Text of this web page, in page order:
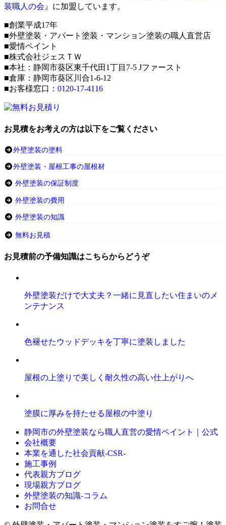
装職人の会 』に加盟しています。
■創業平成17年
■外壁塗装・アパート塗装・マンション塗装の職人直営店
■愛情ペイント
■株式会社ジェスＴＷ
■本社：静岡市葵区東千代田1丁目7-5 Jファースト
■倉庫：静岡市葵区川合1-6-12
■お客様窓口： 0120-17-4116
お見積をお考えの方は以下をご覧ください
外壁塗装の塗料
外壁塗装・屋根工事の屋根材
外壁塗装の保証制度
外壁塗装の費用
外壁塗装の知識
無料お見積
お見積前の予備知識はこちらからどうぞ
外壁塗装だけで大丈夫？一緒に見直したい住まいのメ
ンテナンス
色褪せたウッドデッキを丁寧に塗装しました
屋根の上塗りで美しく耐久性の高い仕上がりへ
塗膜に厚みを持たせる屋根の中塗り
静岡市の外壁塗装なら職人直営の愛情ペイント｜公式
会社概要
本業を通した社会貢献-CSR-
施工事例
代表親方ブログ
現場親方ブログ
外壁塗装の知識‐コラム
お問合せ